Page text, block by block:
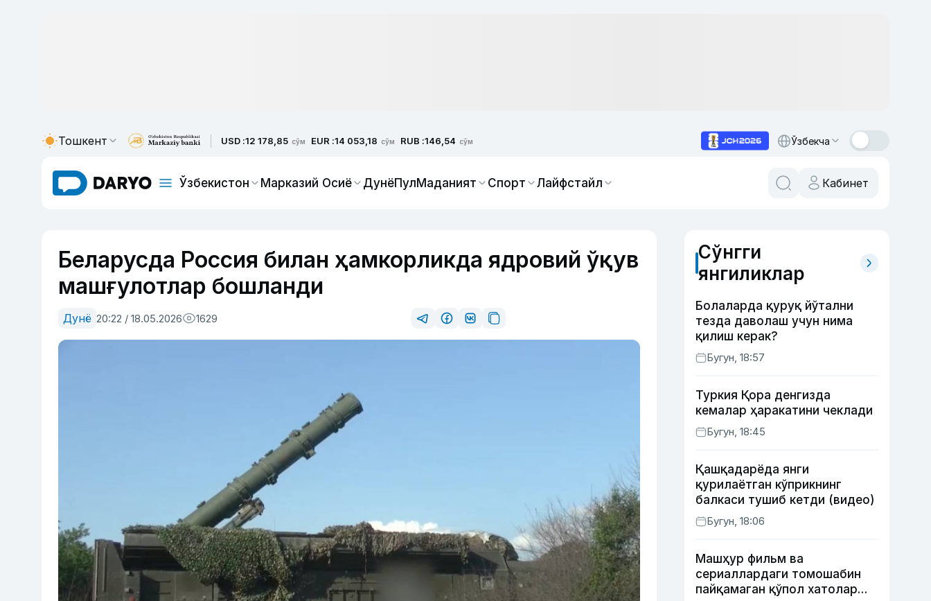
Тошкент USD :12 178,85 сўм EUR :14 053,18 сўм RUB :146,54 сўм Ўзбекча
Ўзбекистон Марказий Осиё ДунёПулМаданият Спорт Лайфстайл Кабинет
Беларусда Россия билан ҳамкорликда ядровий ўқув
машғулотлар бошланди
Дунё 20:22 / 18.05.2026 1629
Сўнгги
янгиликлар
Болаларда қуруқ йўтални
тезда даволаш учун нима
қилиш керак?
Бугун, 18:57
Туркия Қора денгизда
кемалар ҳаракатини чеклади
Бугун, 18:45
Қашқадарёда янги
қурилаётган кўприкнинг
балкаси тушиб кетди (видео)
Бугун, 18:06
Машҳур фильм ва
сериаллардаги томошабин
пайқамаган қўпол хатолар